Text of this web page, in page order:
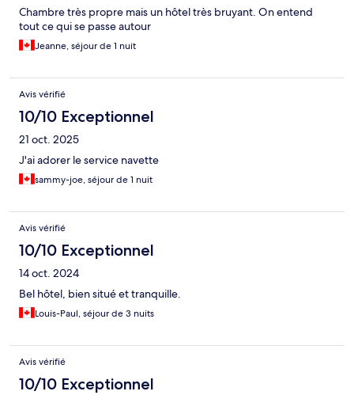
Chambre très propre mais un hôtel très bruyant. On entend
tout ce qui se passe autour
Jeanne, séjour de 1 nuit
Avis vérifié
10/10 Exceptionnel
21 oct. 2025
J'ai adorer le service navette
sammy-joe, séjour de 1 nuit
Avis vérifié
10/10 Exceptionnel
14 oct. 2024
Bel hôtel, bien situé et tranquille.
Louis-Paul, séjour de 3 nuits
Avis vérifié
10/10 Exceptionnel